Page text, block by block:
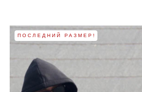
ПОСЛЕДНИЙ РАЗМЕР!